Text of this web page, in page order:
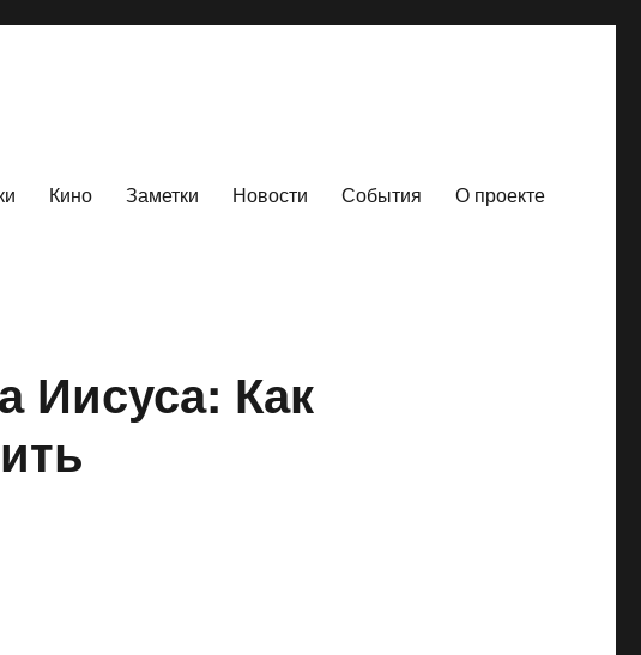
Кино Заметки Новости События О проекте
Иисуса: Как